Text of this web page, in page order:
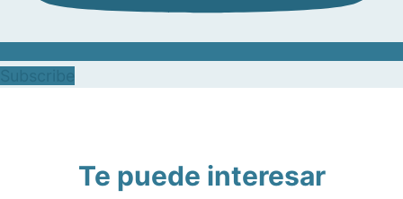
Te puede interesar